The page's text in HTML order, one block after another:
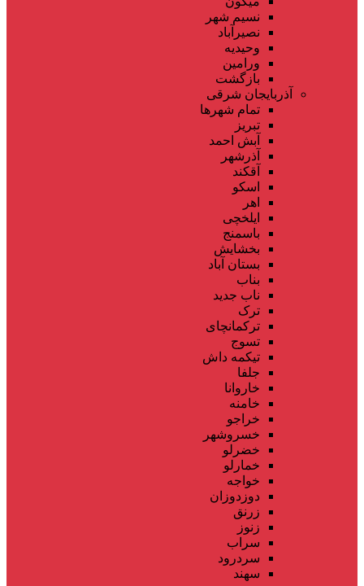
نسیم شهر
نصیرآباد
وحیدیه
ورامین
بازگشت
آذربایجان شرقی
تمام شهر‌ها
تبریز
آبش احمد
آذرشهر
آقکند
اسکو
اهر
ایلخچی
باسمنج
بخشایش
بستان آباد
بناب
ناب جدید
ترک
ترکمانچای
تسوج
تیکمه داش
جلفا
خاروانا
خامنه
خراجو
خسروشهر
خضرلو
خمارلو
خواجه
دوزدوزان
زرنق
زنوز
سراب
سردرود
سهند